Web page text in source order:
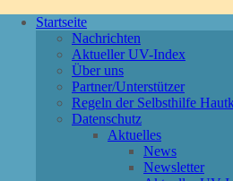
Startseite
Nachrichten
Aktueller UV-Index
Über uns
Partner/Unterstützer
Regeln der Selbsthilfe
Datenschutz
Aktuelles
News
Newsletter